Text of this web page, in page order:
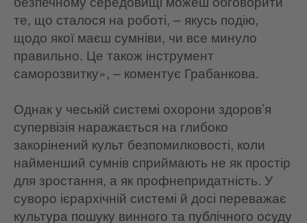
те, що сталося на роботі, – якусь подію,
щодо якої маєш сумніви, чи все минуло
правильно. Це також інструмент
саморозвитку», – коментує Грабанкова.
Однак у чеській системі охорони здоров’я
супервізія наражається на глибоко
закорінений культ безпомилковості, коли
найменший сумнів сприймають не як простір
для зростання, а як профнепридатність. У
суворо ієрархічній системі й досі переважає
культура пошуку винного та публічного осуду